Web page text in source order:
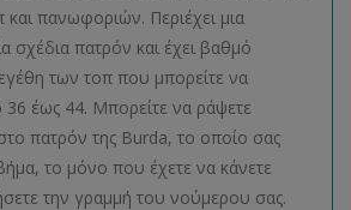
και πανωφοριών. Περιέχει μια
σχέδια πατρόν και έχει βαθμό
των τοπ που μπορείτε να
36 έως 44. Μπορείτε να ράψετε
πατρόν της Burda, το οποίο σας
το μόνο που έχετε να κάνετε
την γραμμή του νούμερου σας.